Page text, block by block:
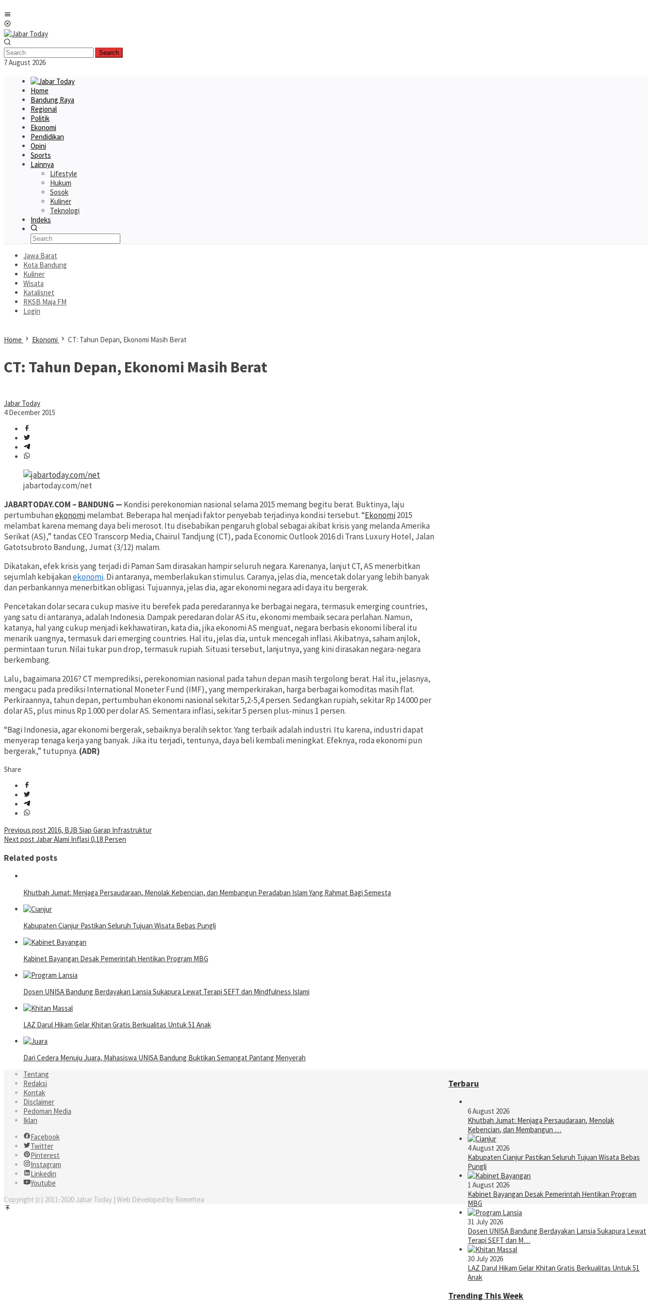
to
content
Search
7 August 2026
Home
Bandung Raya
Regional
Politik
Ekonomi
Pendidikan
Opini
Sports
Lainnya
Lifestyle
Hukum
Sosok
Kuliner
Teknologi
Indeks
Jawa Barat
Kota Bandung
Kuliner
Wisata
Katalisnet
RKSB Maja FM
Login
Home Ekonomi CT: Tahun Depan, Ekonomi Masih Berat
CT: Tahun Depan, Ekonomi Masih Berat
Jabar Today
4 December 2015
jabartoday.com/net
JABARTODAY.COM – BANDUNG — Kondisi perekonomian nasional selama 2015 memang begitu berat. Buktinya, laju
pertumbuhanekonomimelambat. Beberapa hal menjadi faktor penyebab terjadinya kondisi tersebut. “Ekonomi2015
melambat karena memang daya beli merosot. Itu disebabikan pengaruh global sebagai akibat krisis yang melanda Amerika
Serikat (AS),” tandas CEO Transcorp Media, Chairul Tandjung (CT), pada Economic Outlook 2016 di Trans Luxury Hotel, Jalan
Gatotsubroto Bandung, Jumat (3/12) malam.
Dikatakan, efek krisis yang terjadi di Paman Sam dirasakan hampir seluruh negara. Karenanya, lanjut CT, AS menerbitkan
sejumlah kebijakanekonomi. Di antaranya, memberlakukan stimulus. Caranya, jelas dia, mencetak dolar yang lebih banyak
dan perbankannya menerbitkan obligasi. Tujuannya, jelas dia, agar ekonomi negara adi daya itu bergerak.
Pencetakan dolar secara cukup masive itu berefek pada peredarannya ke berbagai negara, termasuk emerging countries,
yang satu di antaranya, adalah Indonesia. Dampak peredaran dolar AS itu, ekonomi membaik secara perlahan. Namun,
katanya, hal yang cukup menjadi kekhawatiran, kata dia, jika ekonomi AS menguat, negara berbasis ekonomi liberal itu
menarik uangnya, termasuk dari emerging countries. Hal itu, jelas dia, untuk mencegah inflasi. Akibatnya, saham anjlok,
permintaan turun. Nilai tukar pun drop, termasuk rupiah. Situasi tersebut, lanjutnya, yang kini dirasakan negara-negara
berkembang.
Lalu, bagaimana 2016? CT memprediksi, perekonomian nasional pada tahun depan masih tergolong berat. Hal itu, jelasnya,
mengacu pada prediksi International Moneter Fund (IMF), yang memperkirakan, harga berbagai komoditas masih flat.
Perkiraannya, tahun depan, pertumbuhan ekonomi nasional sekitar 5,2-5,4 persen. Sedangkan rupiah, sekitar Rp 14.000 per
dolar AS, plus minus Rp 1.000 per dolar AS. Sementara inflasi, sekitar 5 persen plus-minus 1 persen.
“Bagi Indonesia, agar ekonomi bergerak, sebaiknya beralih sektor. Yang terbaik adalah industri. Itu karena, industri dapat
menyerap tenaga kerja yang banyak. Jika itu terjadi, tentunya, daya beli kembali meningkat. Efeknya, roda ekonomi pun
bergerak,” tutupnya. (ADR)
Share
Post
navigation
Previous post 2016, BJB Siap Garap Infrastruktur
Next post Jabar Alami Inflasi 0,18 Persen
Related posts
Khutbah Jumat: Menjaga Persaudaraan, Menolak Kebencian, dan Membangun Peradaban Islam Yang Rahmat Bagi Semesta
Kabupaten Cianjur Pastikan Seluruh Tujuan Wisata Bebas Pungli
Kabinet Bayangan Desak Pemerintah Hentikan Program MBG
Dosen UNISA Bandung Berdayakan Lansia Sukapura Lewat Terapi SEFT dan Mindfulness Islami
LAZ Darul Hikam Gelar Khitan Gratis Berkualitas Untuk 51 Anak
Dari Cedera Menuju Juara, Mahasiswa UNISA Bandung Buktikan Semangat Pantang Menyerah
Terbaru
6 August 2026
Khutbah Jumat: Menjaga Persaudaraan, Menolak
Kebencian, dan Membangun …
4 August 2026
Kabupaten Cianjur Pastikan Seluruh Tujuan Wisata Bebas
Pungli
1 August 2026
Kabinet Bayangan Desak Pemerintah Hentikan Program
MBG
31 July 2026
Dosen UNISA Bandung Berdayakan Lansia Sukapura Lewat
Terapi SEFT dan M…
30 July 2026
LAZ Darul Hikam Gelar Khitan Gratis Berkualitas Untuk 51
Anak
Trending This Week
Tentang
Redaksi
Kontak
Disclaimer
Pedoman Media
Iklan
Facebook
Twitter
Pinterest
Instagram
Linkedin
Youtube
Copyright (c) 2011-2020 Jabar Today | Web Developed by Romeltea